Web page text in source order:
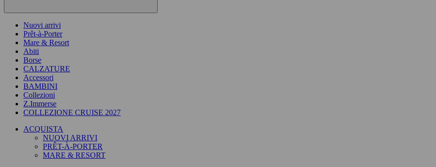
Nuovi arrivi
Prêt-à-Porter
Mare & Resort
Abiti
Borse
CALZATURE
Accessori
BAMBINI
Collezioni
Z.Immerse
COLLEZIONE CRUISE 2027
ACQUISTA
NUOVI ARRIVI
PRÊT-À-PORTER
MARE & RESORT